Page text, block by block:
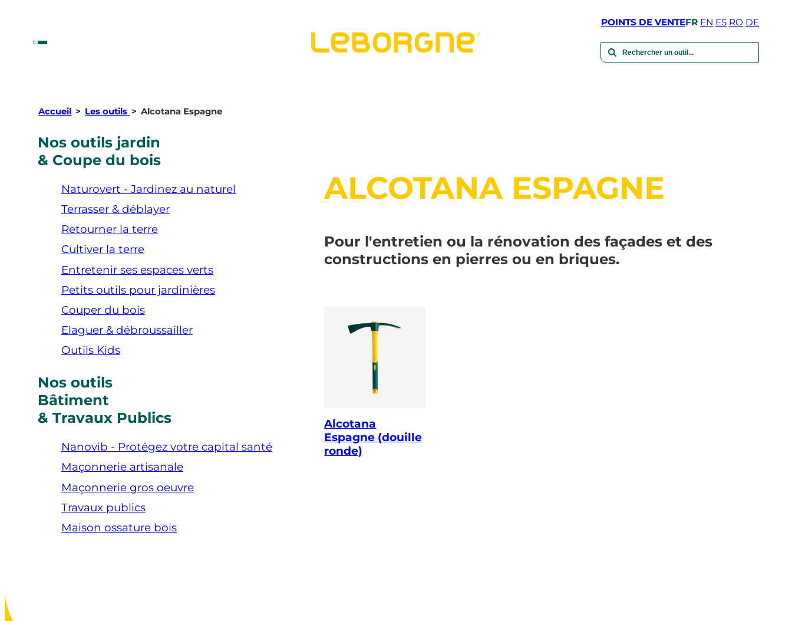
POINTS DE VENTEFR EN ES RO DE
ALCOTANA ESPAGNE
Pour l'entretien ou la rénovation des façades et des
constructions en pierres ou en briques.
Alcotana
Espagne (douille
ronde)
Accueil > Les outils > Alcotana Espagne
Nos outils jardin
& Coupe du bois
Naturovert - Jardinez au naturel
Terrasser & déblayer
Retourner la terre
Cultiver la terre
Entretenir ses espaces verts
Petits outils pour jardinières
Couper du bois
Elaguer & débroussailler
Outils Kids
Nos outils
Bâtiment
& Travaux Publics
Nanovib - Protégez votre capital santé
Maçonnerie artisanale
Maçonnerie gros oeuvre
Travaux publics
Maison ossature bois